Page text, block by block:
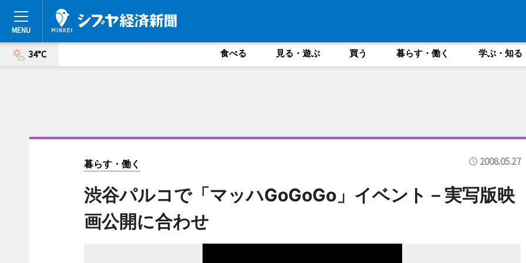
34°C 食べる 見る・遊ぶ 買う 暮らす・働く 学ぶ・知る
暮らす・働く 2008.05.27
渋谷パルコで「マッハGoGoGo」イベント－実写版映
画公開に合わせ